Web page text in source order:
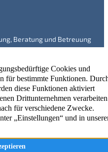
Beratung und Betreuung
Umgebung – seit über 20
Service Kontakt